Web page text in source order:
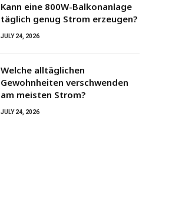
Kann eine 800W-Balkonanlage
täglich genug Strom erzeugen?
JULY 24, 2026
Welche alltäglichen
Gewohnheiten verschwenden
am meisten Strom?
JULY 24, 2026